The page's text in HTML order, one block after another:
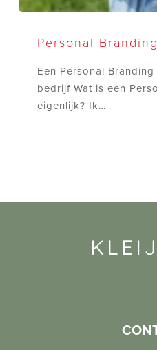
Branding
Personal
Een Personal
bedrijf Wat is een
eigenlijk? Ik…